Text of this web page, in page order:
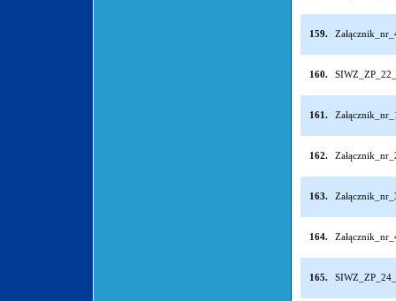
159.
160.
161.
162.
163.
164.
165.